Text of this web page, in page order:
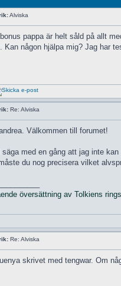
Alviska
pappa är helt såld på allt
Kan någon hjälpa mig? Jag har
Re: Alviska
Välkommen till forumet!
med en gång att jag inte
du nog precisera vilket
översättning av Tolkiens
Re: Alviska
skrivet med tengwar. Om